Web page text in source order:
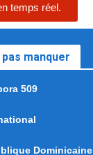
temps réel.
manquer
509
Dominicaine